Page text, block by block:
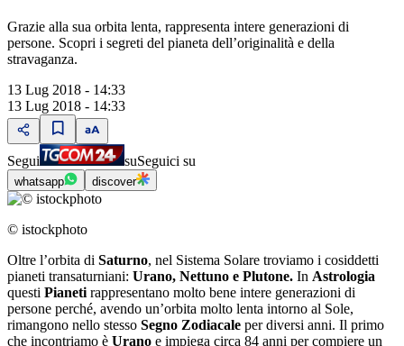
Grazie alla sua orbita lenta, rappresenta intere generazioni di
persone. Scopri i segreti del pianeta dell’originalità e della
stravaganza.
13 Lug 2018 - 14:33
13 Lug 2018 - 14:33
Segui suSeguici su
whatsapp discover
© istockphoto
Oltre l’orbita di Saturno, nel Sistema Solare troviamo i cosiddetti
pianeti transaturniani: Urano, Nettuno e Plutone. In Astrologia
questi Pianeti rappresentano molto bene intere generazioni di
persone perché, avendo un’orbita molto lenta intorno al Sole,
rimangono nello stesso Segno Zodiacale per diversi anni. Il primo
che incontriamo è Urano e impiega circa 84 anni per compiere un